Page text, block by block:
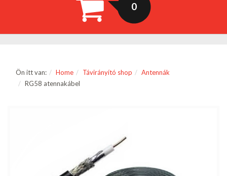
0
Ön itt van: Home Távirányító shop
Antennák
RG58 atennakábel